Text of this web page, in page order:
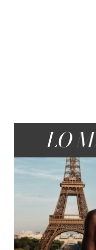
LO